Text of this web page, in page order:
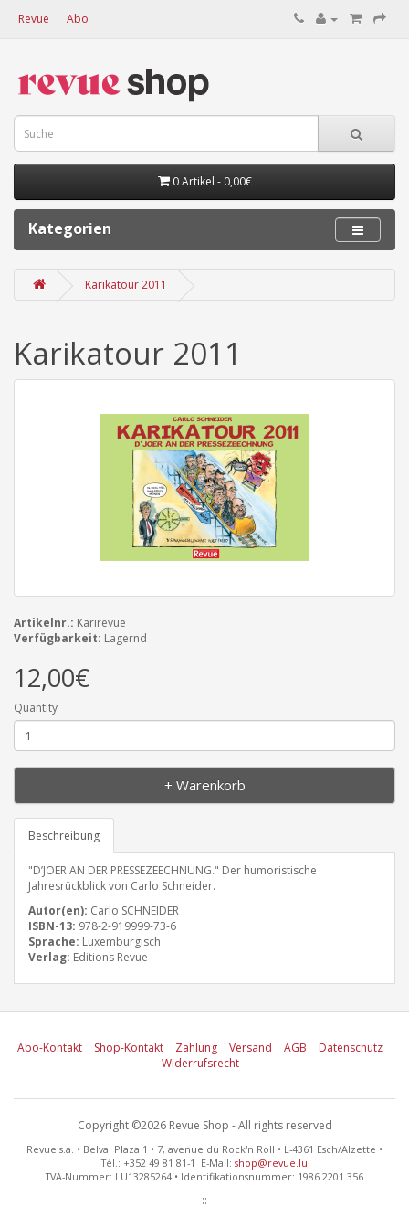
Revue Abo
0 Artikel - 0,00€
Kategorien
Karikatour 2011
Karikatour 2011
Artikelnr.: Karirevue
Verfügbarkeit: Lagernd
12,00€
Quantity
+ Warenkorb
Beschreibung
"DʼJOER AN DER PRESSEZEECHNUNG." Der humoristische
Jahresrückblick von Carlo Schneider.
Autor(en): Carlo SCHNEIDER
ISBN-13: 978-2-919999-73-6
Sprache: Luxemburgisch
Verlag: Editions Revue
Abo-Kontakt Shop-Kontakt Zahlung Versand AGB
Datenschutz
Widerrufsrecht
Copyright ©2026 Revue Shop - All rights reserved
Revue s.a. • Belval Plaza 1 • 7, avenue du Rock'n Roll • L-4361 Esch/Alzette •
Tél.: +352 49 81 81-1 E-Mail: shop@revue.lu
TVA-Nummer: LU13285264 • Identifikationsnummer: 1986 2201 356
::